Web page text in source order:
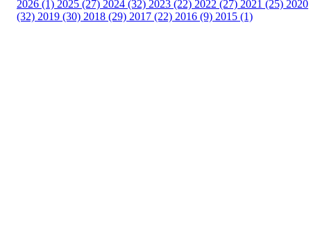
2026 (1) 2025 (27) 2024 (32) 2023 (22) 2022 (27) 2021 (25) 2020
(32) 2019 (30) 2018 (29) 2017 (22) 2016 (9) 2015 (1)